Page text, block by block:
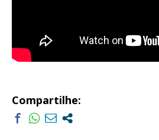
Compartilhe: